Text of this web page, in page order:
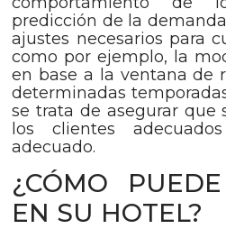
predicción de la
ajustes necesarios para
como por ejemplo, la
en base a la ventana de
determinadas
se trata de asegurar que
los clientes
adecuado.
¿CÓMO
EN SU HOTEL?